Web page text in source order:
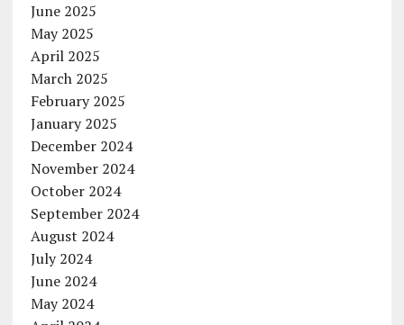
June 2025
May 2025
April 2025
March 2025
February 2025
January 2025
December 2024
November 2024
October 2024
September 2024
August 2024
July 2024
June 2024
May 2024